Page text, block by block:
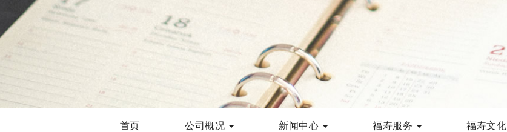
首页 公司概况 新闻中心 福寿服务 福寿文化